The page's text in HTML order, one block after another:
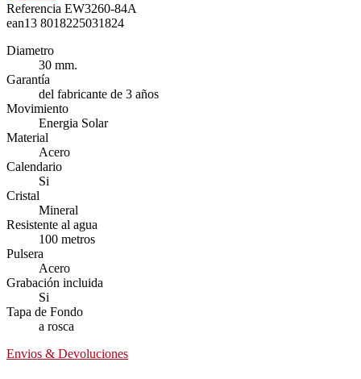
Referencia EW3260-84A
ean13 8018225031824
Diametro
30 mm.
Garantía
del fabricante de 3 años
Movimiento
Energia Solar
Material
Acero
Calendario
Si
Cristal
Mineral
Resistente al agua
100 metros
Pulsera
Acero
Grabación incluida
Si
Tapa de Fondo
a rosca
Envios & Devoluciones